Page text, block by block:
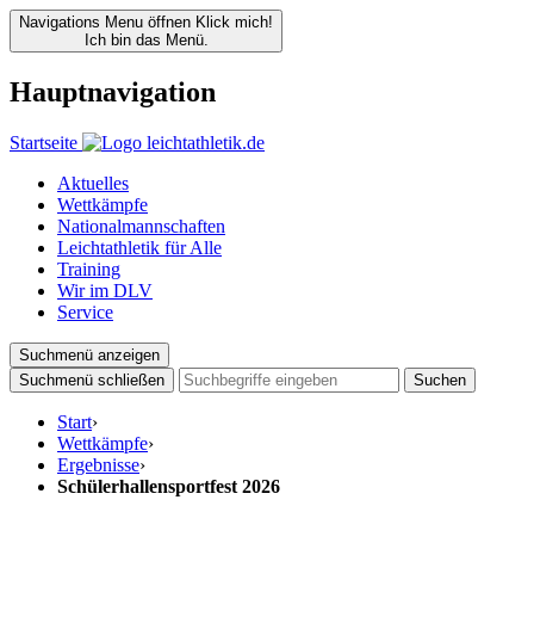
Navigations Menu öffnen Klick mich!
Ich bin das Menü.
Hauptnavigation
Startseite
Aktuelles
Wettkämpfe
Nationalmannschaften
Leichtathletik für Alle
Training
Wir im DLV
Service
Suchmenü anzeigen
Suchmenü schließen
Suchen
Start›
Wettkämpfe›
Ergebnisse›
Schülerhallensportfest 2026